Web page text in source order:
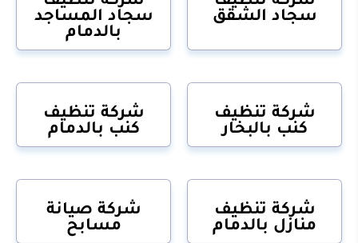
سجاد الشقق
سجاد المساجد
بالدمام
شركة تنظيف
كنب بالبخار
شركة تنظيف
كنب بالدمام
شركة تنظيف
منازل بالدمام
شركة صيانة
مسابح